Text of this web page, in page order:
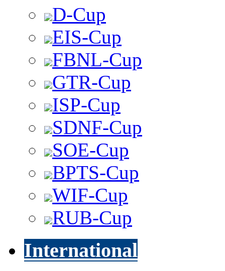
D-Cup
EIS-Cup
FBNL-Cup
GTR-Cup
ISP-Cup
SDNF-Cup
SOE-Cup
BPTS-Cup
WIF-Cup
RUB-Cup
International